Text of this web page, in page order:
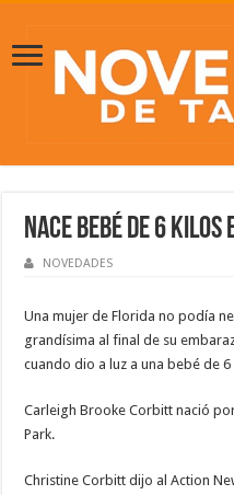
Nace bebé de 6
NOVEDADES
Una mujer de Florida no podía
grandísima al final de su
cuando dio a luz a una bebé de
Carleigh Brooke Corbitt nació
Park.
Christine Corbitt dijo al Action